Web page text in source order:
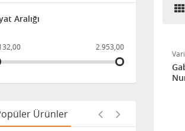
Aralığı
2.953,00
Ürünler
11.915,63
388,00
İnsilün Çantası